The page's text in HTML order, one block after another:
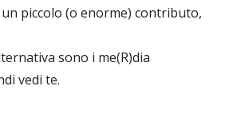
piccolo (o enorme) contributo,
sono i me(R)dia
vedi te.